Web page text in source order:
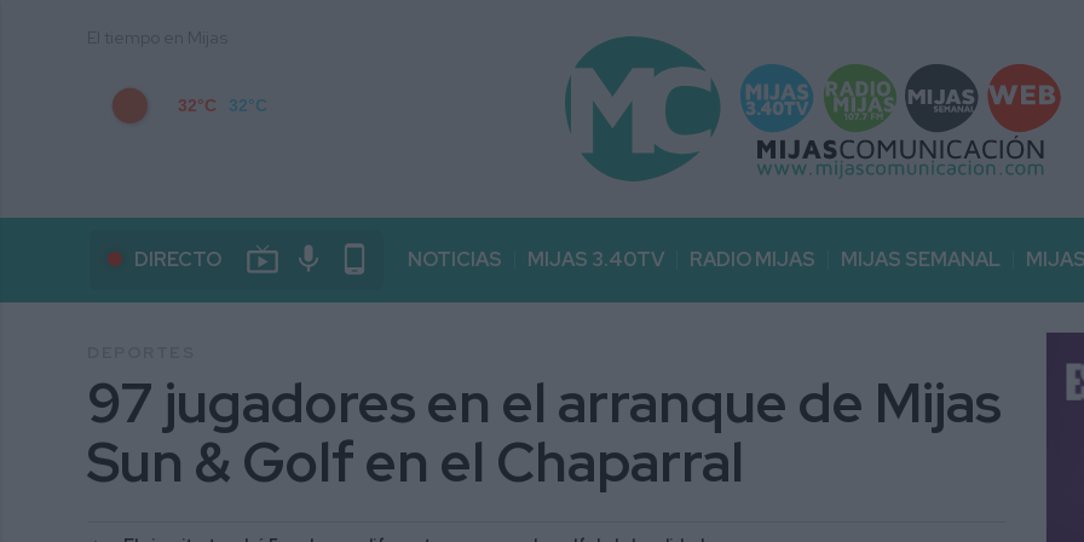
32°C 32°C
DIRECTO live_tv mic phone_android NOTICIAS MIJAS 3.40TV RADIO MIJAS MIJAS SEMANAL
97 jugadores en el arranque de Mijas
Sun & Golf en el Chaparral